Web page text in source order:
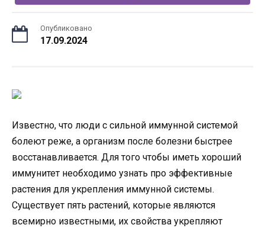
Опубликовано
17.09.2024
Известно, что люди с сильной иммунной системой
болеют реже, а организм после болезни быстрее
восстанавливается. Для того чтобы иметь хороший
иммунитет необходимо узнать про эффективные
растения для укрепления иммунной системы.
Существует пять растений, которые являются
всемирно известными, их свойства укрепляют